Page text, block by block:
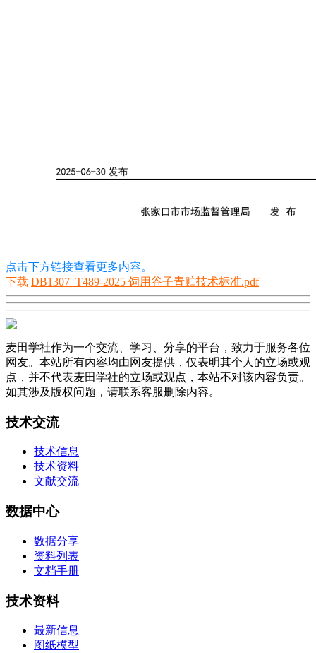
点击下方链接查看更多内容。
下载 DB1307_T489-2025 饲用谷子青贮技术标准.pdf
麦田学社作为一个交流、学习、分享的平台，致力于服务各位
网友。本站所有内容均由网友提供，仅表明其个人的立场或观
点，并不代表麦田学社的立场或观点，本站不对该内容负责。
如其涉及版权问题，请联系客服删除内容。
技术交流
技术信息
技术资料
文献交流
数据中心
数据分享
资料列表
文档手册
技术资料
最新信息
图纸模型